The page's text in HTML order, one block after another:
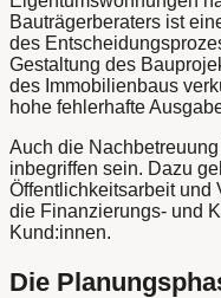
Bauträgerberaters ist
des
Gestaltung des
des Immobilienbaus
hohe fehlerhafte
Auch die
inbegriffen sein. Dazu
Öffentlichkeitsarbeit und
die Finanzierungs- und
Kund:innen.
Die